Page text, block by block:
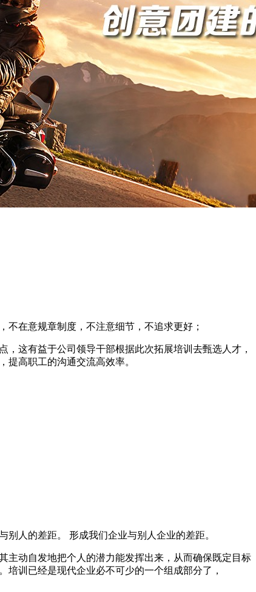
在意规章制度，不注意细节，不追求更好；
这有益于公司领导干部根据此次拓展培训去甄选人才，
高职工的沟通交流高效率。
人的差距。 形成我们企业与别人企业的差距。
主动自发地把个人的潜力能发挥出来，从而确保既定目标
训已经是现代企业必不可少的一个组成部分了，